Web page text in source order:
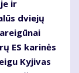
ir
dviejų
ES karinės
Kyjivas